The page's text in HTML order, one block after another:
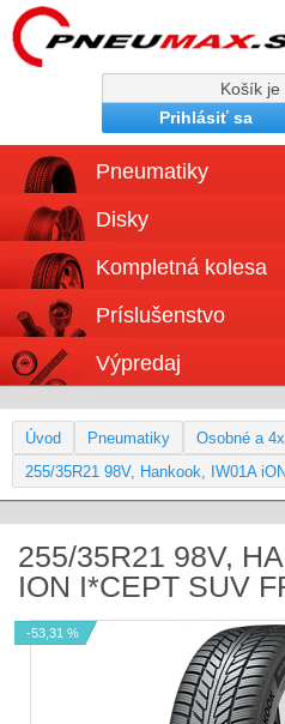
Košík je
Prihlásiť sa
Pneumatiky
Disky
Kompletná kolesa
Príslušenstvo
Výpredaj
Úvod Pneumatiky Osobné a
255/35R21 98V, Hankook, IW01A
255/35R21 98V,
ION I*CEPT SUV
-53,31 %